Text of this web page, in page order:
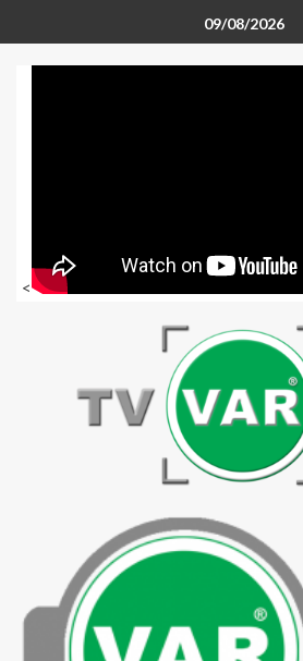
09/08/2026
<